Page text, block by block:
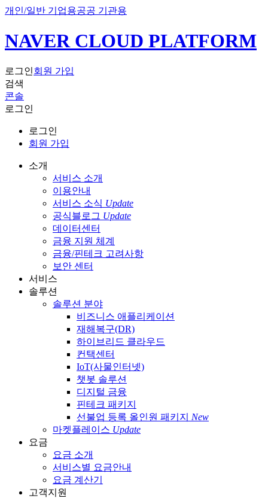
개인/일반 기업용공공 기관용
NAVER CLOUD PLATFORM
로그인회원 가입
검색
콘솔
로그인
로그인
회원 가입
소개
서비스 소개
이용안내
서비스 소식 Update
공식블로그 Update
데이터센터
금융 지원 체계
금융/핀테크 고려사항
보안 센터
서비스
솔루션
솔루션 분야
비즈니스 애플리케이션
재해복구(DR)
하이브리드 클라우드
컨택센터
IoT(사물인터넷)
챗봇 솔루션
디지털 금융
핀테크 패키지
선불업 등록 올인원 패키지 New
마켓플레이스 Update
요금
요금 소개
서비스별 요금안내
요금 계산기
고객지원